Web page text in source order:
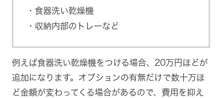
食器洗い乾燥機
収納内部のトレーなど
例えば食器洗い乾燥機をつける場合、20万円ほどが
追加になります。オプションの有無だけで数十万ほ
ど金額が変わってくる場合があるので、費用を抑え